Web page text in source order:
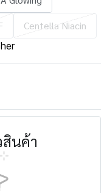
Centella Niacin
นค้า